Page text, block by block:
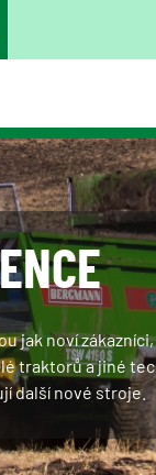
jak noví
traktorů a jiné
další nové stroje.